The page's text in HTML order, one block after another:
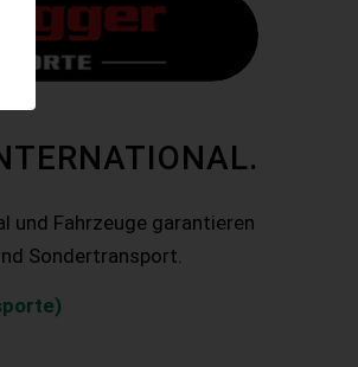
und Fahrzeuge garantieren
Sondertransport.